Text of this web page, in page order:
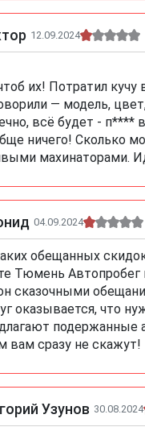
12.09.2024
их! Потратил
— модель,
всё будет -
ничего! Сколько
махинаторами.
04.09.2024
обещанных
Тюмень Автопробег
сказочными
оказывается, что
подержанные
вам сразу не скажут!
Узунов 30.08.2024